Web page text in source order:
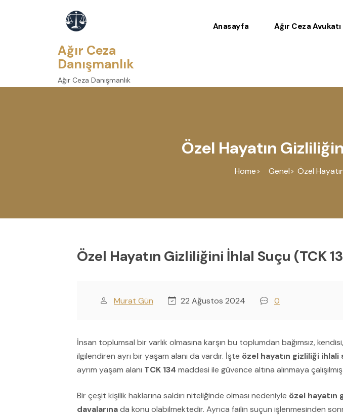
Ağır Ceza
Danışmanlık
Ağır Ceza Danışmanlık
Anasayfa Ağır Ceza
Özel Hayatın
Home Genel Özel
Özel Hayatın Gizliliğini İhlal Suçu (TCK
Murat Gün 22 Ağustos 2024 0
İnsan toplumsal bir varlık olmasına karşın bu toplumdan bağımsız,
ilgilendiren ayrı bir yaşam alanı da vardır. İşte özel hayatın gizliliği ihlali
ayrım yaşam alanı TCK 134 maddesi ile güvence altına alınmaya
Bir çeşit kişilik haklarına saldırı niteliğinde olması nedeniyle özel hayatın
davalarınada konu olabilmektedir. Ayrıca failin suçun işlenmesinden